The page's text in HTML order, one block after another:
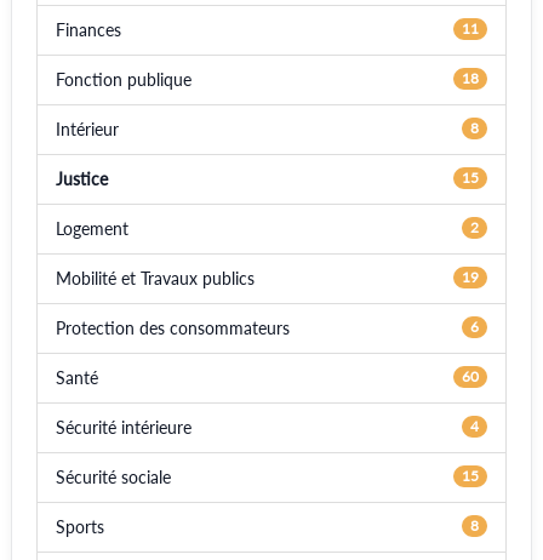
Finances 11
Fonction publique 18
Intérieur 8
Justice 15
Logement 2
Mobilité et Travaux publics 19
Protection des consommateurs 6
Santé 60
Sécurité intérieure 4
Sécurité sociale 15
Sports 8